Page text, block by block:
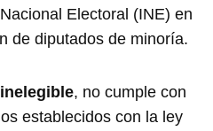
Electoral (INE) en
de diputados de minoría.
inelegible, no cumple con
establecidos con la ley